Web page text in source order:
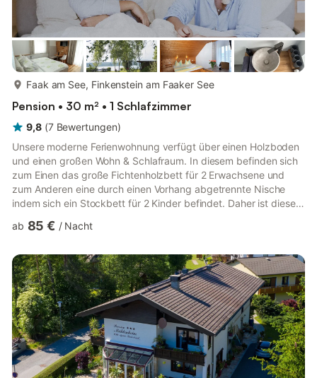
Faak am See, Finkenstein am Faaker See
Pension • 30 m² • 1 Schlafzimmer
9,8 (7 Bewertungen)
Unsere moderne Ferienwohnung verfügt über einen Holzboden
und einen großen Wohn & Schlafraum. In diesem befinden sich
zum Einen das große Fichtenholzbett für 2 Erwachsene und
zum Anderen eine durch einen Vorhang abgetrennte Nische
indem sich ein Stockbett für 2 Kinder befindet. Daher ist diese
befindet sich in der Wohnung eine kleine Kochgelegenheit inkl.
Ebenso befindet sich eine Dusche sowie ein WC in der
Wohnung. Die Wohnung verfügt auch über einen Balkon mit
Blick auf...
ab 85 € / Nacht